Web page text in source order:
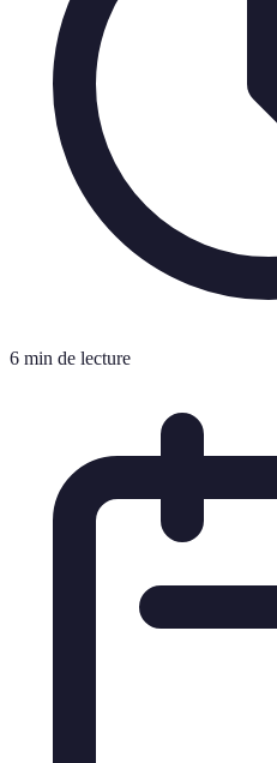
6 min de lecture